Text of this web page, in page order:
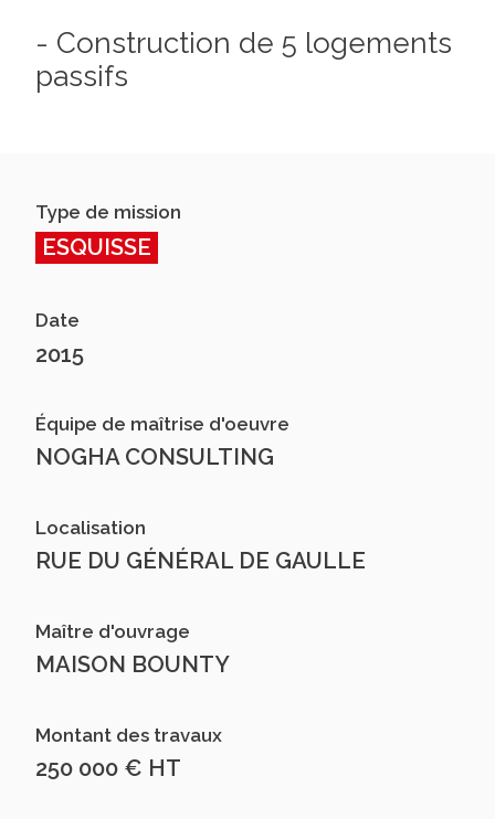
- Construction de 5 logements
passifs
Type de mission
ESQUISSE
Date
2015
Équipe de maîtrise d'oeuvre
NOGHA CONSULTING
Localisation
RUE DU GÉNÉRAL DE GAULLE
Maître d'ouvrage
MAISON BOUNTY
Montant des travaux
250 000 € HT